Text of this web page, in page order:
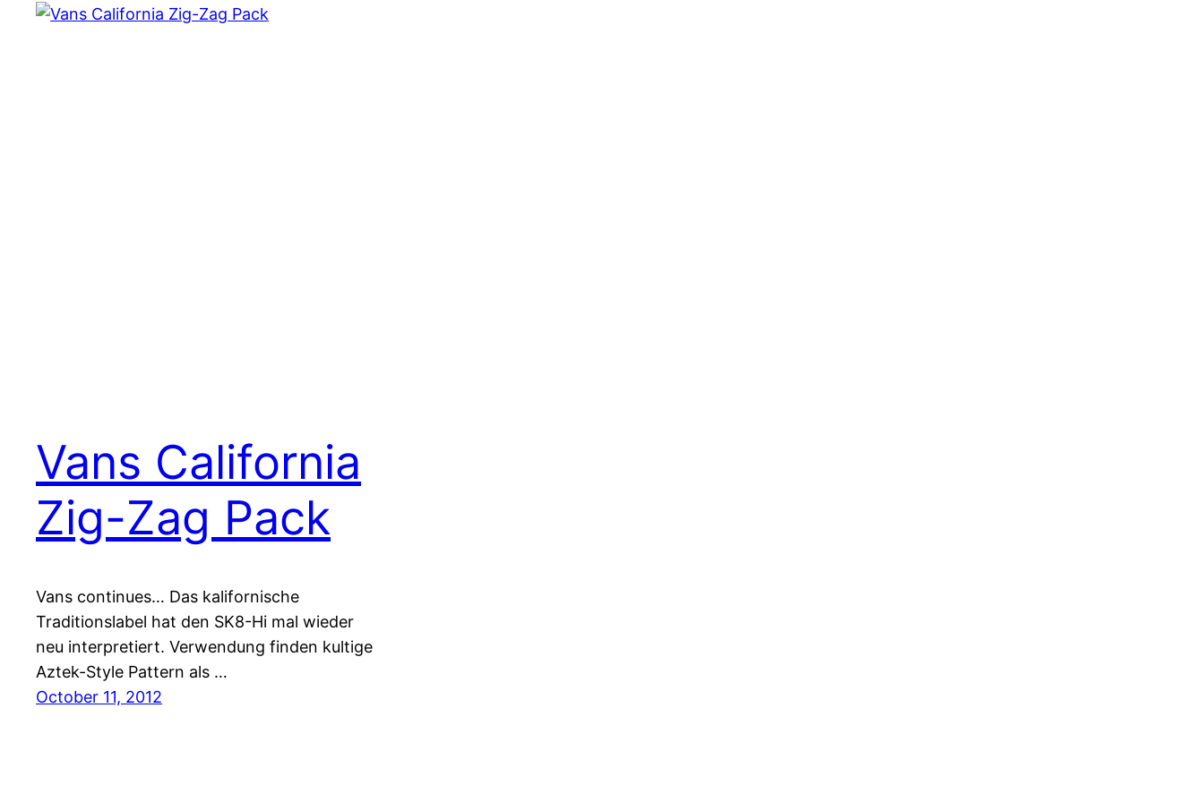
Vans California
Zig-Zag Pack
Vans continues… Das kalifornische
Traditionslabel hat den SK8-Hi mal wieder
neu interpretiert. Verwendung finden kultige
Aztek-Style Pattern als …
October 11, 2012